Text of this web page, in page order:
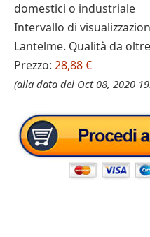
domestici o industriale
Intervallo di
Lantelme. Qualità da
Prezzo: 28,88 €
(alla data del Oct 08, 2020